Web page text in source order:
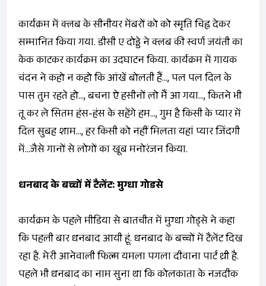
कार्यक्रम में क्लब के सीनीयर मेंबरों को को स्मृति चिह्न देकर
सम्मानित किया गया. डीसी ए दोड्डे ने क्लब की स्वर्ण जयंती का
केक काटकर कार्यक्रम का उदघाटन किया. कार्यक्रम में गायक
चंदन ने कहो न कहो कि आंखें बोलती हैं…, पल पल दिल के
पास तुम रहते हो…, बचना ऐ हसीनों लो मैं आ गया…, कितने भी
तू कर ले सितम हंस-हंस के सहेंगे हम…, गुम है किसी के प्यार में
दिल सुबह शाम…, हर किसी को नहीं मिलता यहां प्यार जिंदगी
में…जैसे गानों से लोगों का खूब मनोरंजन किया.
धनबाद के बच्चों में टैलेंट: मुग्धा गोडसे
कार्यक्रम के पहले मीडिया से बातचीत में मुग्धा गोड्से ने कहा
कि पहली बार धनबाद आयी हूं. धनबाद के बच्चों में टैलेंट दिख
रहा है. मेरी आनेवाली फिल्म यमला पगला दीवाना पार्ट थ्री है.
पहले भी धनबाद का नाम सुना था कि कोलकाता के नजदीक